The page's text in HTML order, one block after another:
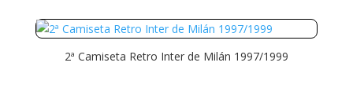
2ª Camiseta Retro Inter de Milán 1997/1999